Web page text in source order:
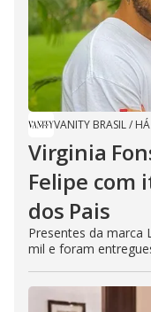
VANITY BRASIL/
Virginia
Felipe com
dos Pais
Presentes da marca
mil e foram